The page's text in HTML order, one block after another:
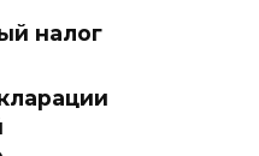
налог